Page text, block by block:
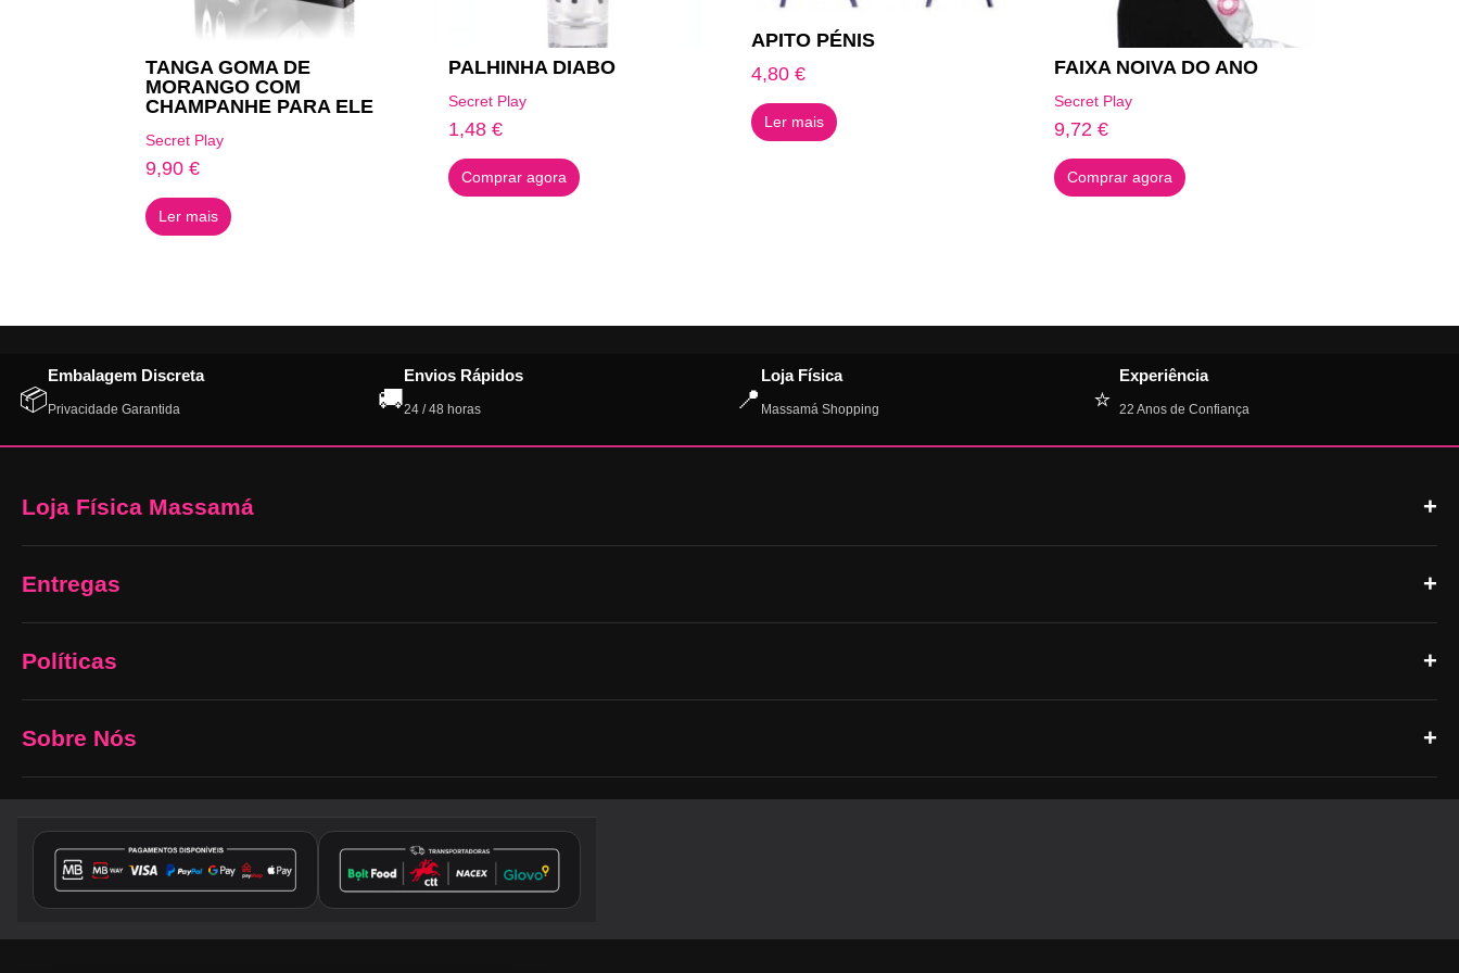
TANGA GOMA DE
MORANGO COM
CHAMPANHE PARA ELE
Secret Play
9,90€
Ler mais
PALHINHA DIABO
Secret Play
1,48€
Comprar agora
APITO PÉNIS
4,80€
Ler mais
FAIXA NOIVA DO ANO
Secret Play
9,72€
Comprar agora
📦
Embalagem Discreta
Privacidade Garantida 🚚
Envios Rápidos
24 / 48 horas 📍
Loja Física
Massamá Shopping ⭐
Experiência
22 Anos de Confiança
Loja Física Massamá
Entregas
Políticas
Sobre Nós